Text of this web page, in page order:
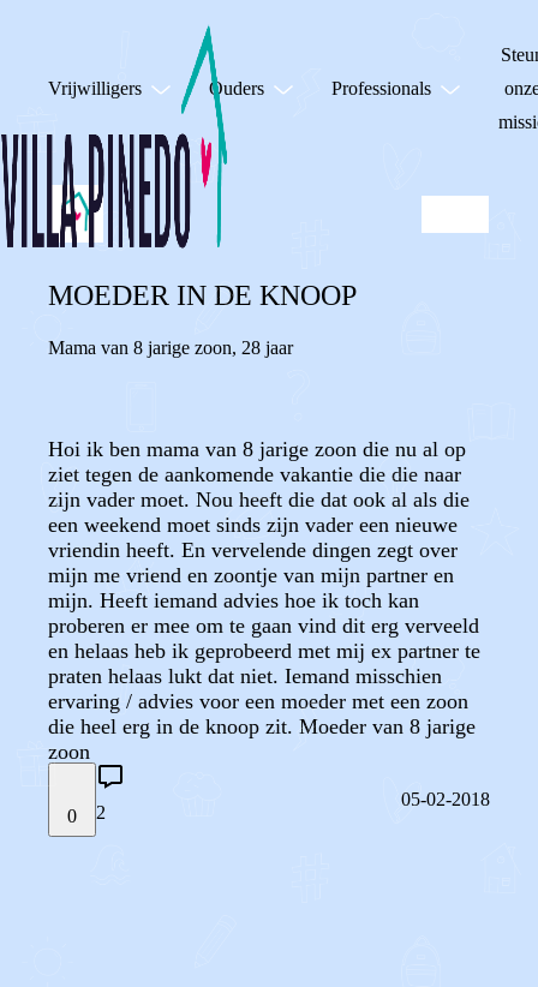
Vrijwilligers Ouders Professionals
MOEDER IN DE KNOOP
Mama van 8 jarige zoon, 28 jaar
Hoi ik ben mama van 8 jarige zoon die nu al op
ziet tegen de aankomende vakantie die die naar
zijn vader moet. Nou heeft die dat ook al als die
een weekend moet sinds zijn vader een nieuwe
vriendin heeft. En vervelende dingen zegt over
mijn me vriend en zoontje van mijn partner en
mijn. Heeft iemand advies hoe ik toch kan
proberen er mee om te gaan vind dit erg verveeld
en helaas heb ik geprobeerd met mij ex partner te
praten helaas lukt dat niet. Iemand misschien
ervaring / advies voor een moeder met een zoon
die heel erg in de knoop zit. Moeder van 8 jarige
zoon
0 2
05-02-2018